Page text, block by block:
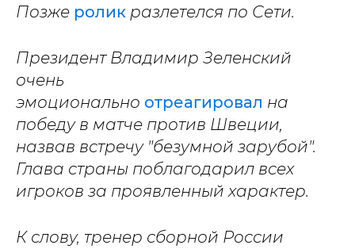
Позже ролик разлетелся по Сети.
Президент Владимир Зеленский
очень
эмоционально отреагировал на
победу в матче против Швеции,
назвав встречу "безумной зарубой".
Глава страны поблагодарил всех
игроков за проявленный характер.
К слову, тренер сборной России